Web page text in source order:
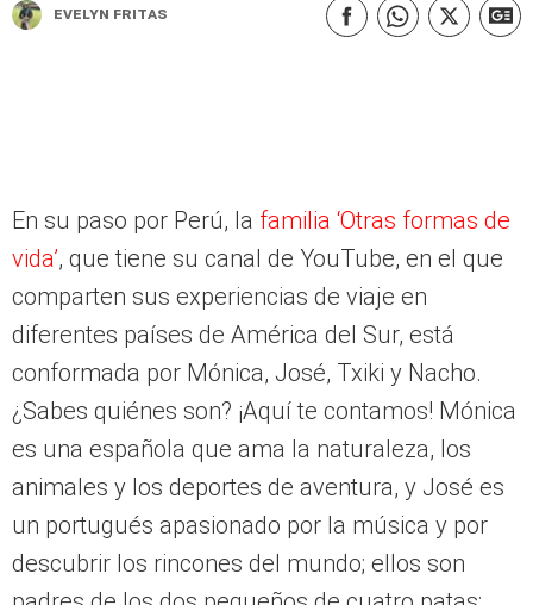
Evelyn Fritas
En su paso por Perú, la familia ‘Otras formas de
vida’, que tiene su canal de YouTube, en el que
comparten sus experiencias de viaje en
diferentes países de América del Sur, está
conformada por Mónica, José, Txiki y Nacho.
¿Sabes quiénes son? ¡Aquí te contamos! Mónica
es una española que ama la naturaleza, los
animales y los deportes de aventura, y José es
un portugués apasionado por la música y por
descubrir los rincones del mundo; ellos son